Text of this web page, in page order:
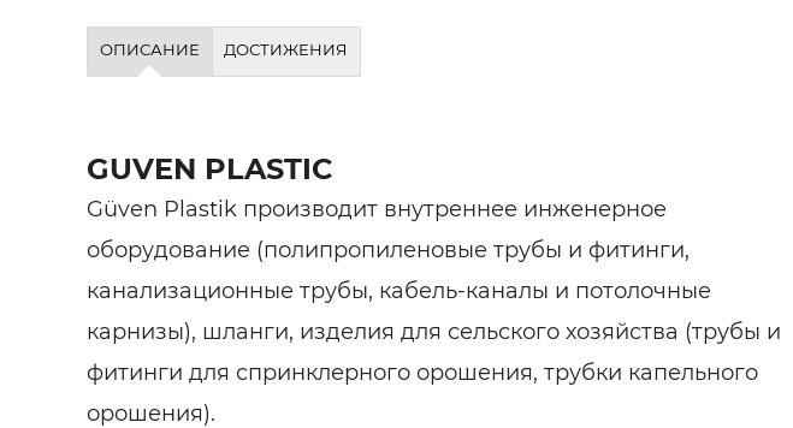
ОПИСАНИЕ ДОСТИЖЕНИЯ
GUVEN PLASTIC
Güven Plastik производит внутреннее инженерное
оборудование (полипропиленовые трубы и фитинги,
канализационные трубы, кабель-каналы и потолочные
карнизы), шланги, изделия для сельского хозяйства (трубы и
фитинги для спринклерного орошения, трубки капельного
орошения).